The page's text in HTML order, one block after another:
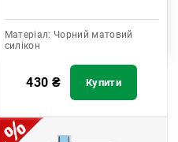
Матеріал: Чорний матовий
силікон
430 ₴ Купити